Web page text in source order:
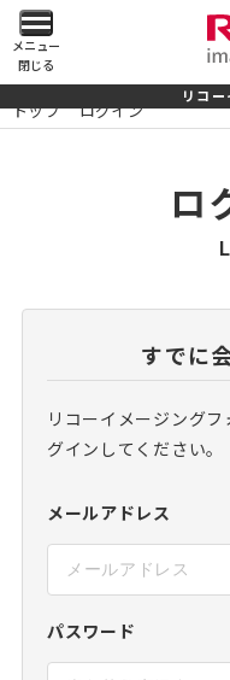
メ
イ
ン
を
開
メニュー
閉じる
リコー
トップ ログイン
ロ
すでに
リコーイメージング
グインしてください。
メールアドレス
パスワード